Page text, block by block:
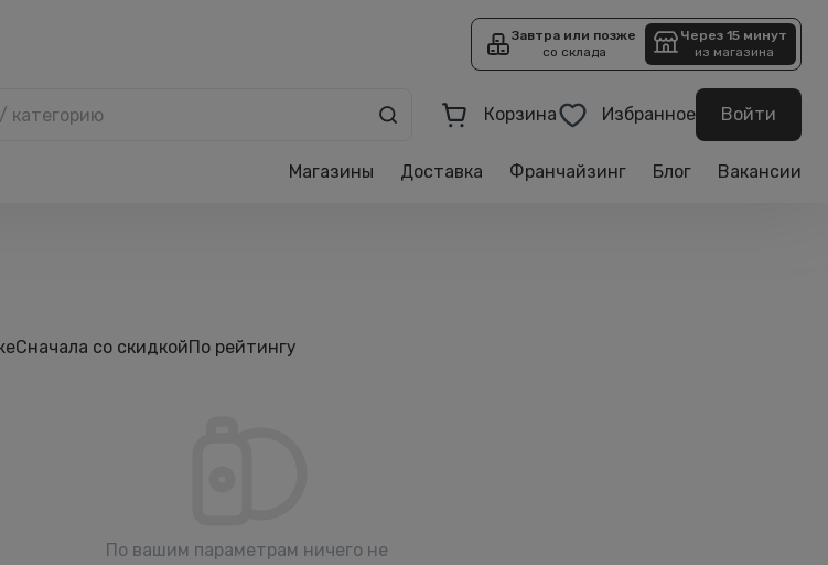
Завтра или позже
со склада
Через 15 минут
из магазина
Корзина Избранное Войти
Магазины Доставка Франчайзинг Блог Вакансии
Сначала со скидкойПо рейтингу
По вашим параметрам ничего не